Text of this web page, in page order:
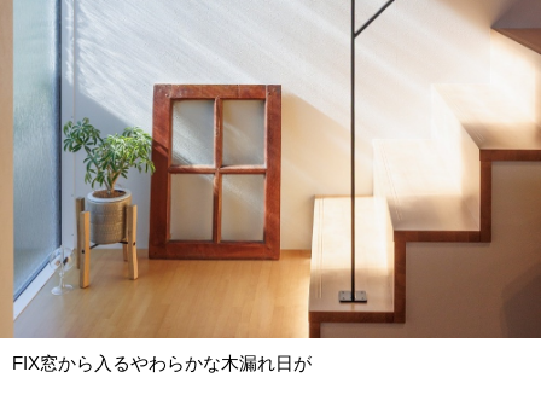
FIX窓から入るやわらかな木漏れ日が